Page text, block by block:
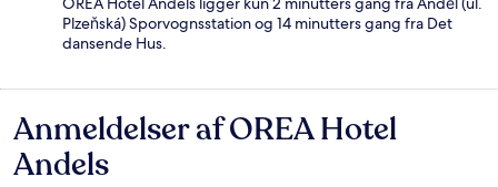
Plzeňská) Sporvognsstation og 14 minutters gang fra Det
dansende Hus.
Anmeldelser
Anmeldelser af OREA Hotel
Andels